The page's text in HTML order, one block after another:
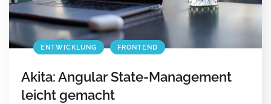
ENTWICKLUNG FRONTEND
Akita: Angular State-Management
leicht gemacht